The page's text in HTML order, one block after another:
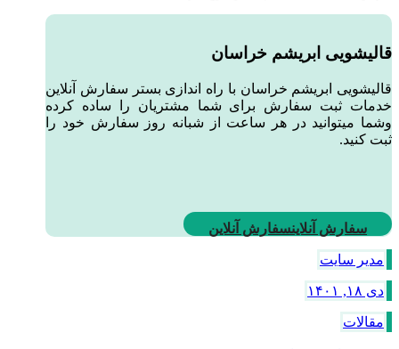
قالیشویی ابریشم خراسان
قالیشویی ابریشم خراسان با راه اندازی بستر سفارش آنلاین
خدمات ثبت سفارش برای شما مشتریان را ساده کرده
وشما میتوانید در هر ساعت از شبانه روز سفارش خود را
ثبت کنید.
سفارش آنلاینسفارش آنلاین
مدیر سایت
دی ۱۸, ۱۴۰۱
مقالات